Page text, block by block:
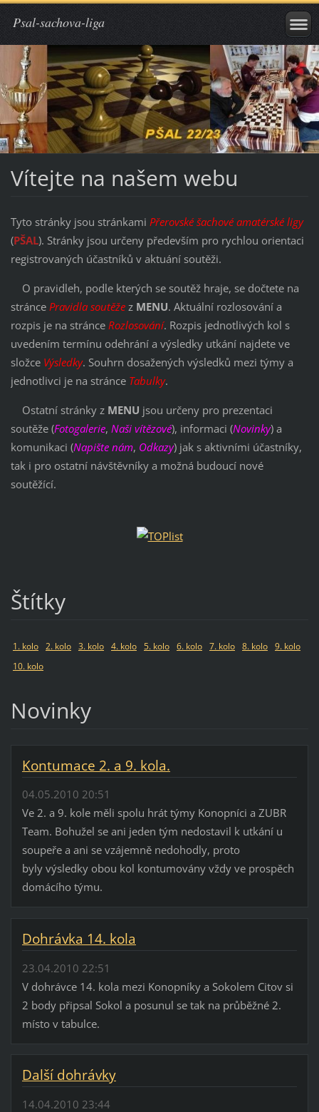
Psal-sachova-liga
Vítejte na našem webu
Tyto stránky jsou stránkami Přerovské šachové amatérské ligy
(PŠAL). Stránky jsou určeny především pro rychlou orientaci
registrovaných účastníků v aktuání soutěži.
O pravidleh, podle kterých se soutěž hraje, se dočtete na
stránce Pravidla soutěžez MENU. Aktuální rozlosování a
rozpis je na stránce Rozlosování. Rozpis jednotlivých kol s
uvedením termínu odehrání a výsledky utkání najdete ve
složce Výsledky. Souhrn dosažených výsledků mezi týmy a
jednotlivci je na stránce Tabulky.
Ostatní stránky z MENU jsou určeny pro prezentaci
soutěže (Fotogalerie, Naši vítězové), informaci (Novinky) a
komunikaci (Napište nám, Odkazy) jak s aktivními účastníky,
tak i pro ostatní návštěvníky a možná budoucí nové
soutěžící.
Štítky
1. kolo 2. kolo 3. kolo 4. kolo 5. kolo 6. kolo 7. kolo 8. kolo 9. kolo
10. kolo
Novinky
Kontumace 2. a 9. kola.
04.05.2010 20:51
Ve 2. a 9. kole měli spolu hrát týmy Konopníci a ZUBR
Team. Bohužel se ani jeden tým nedostavil k utkání u
soupeře a ani se vzájemně nedohodly, proto
byly výsledky obou kol kontumovány vždy ve prospěch
domácího týmu.
Dohrávka 14. kola
23.04.2010 22:51
V dohrávce 14. kola mezi Konopníky a Sokolem Citov si
2 body připsal Sokol a posunul se tak na průběžné 2.
místo v tabulce.
Další dohrávky
14.04.2010 23:44